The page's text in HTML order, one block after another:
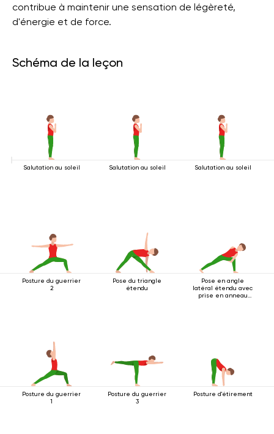
contribue à maintenir une sensation de légèreté,
d'énergie et de force.
Schéma de la leçon
Salutation au soleil Salutation au soleil Salutation au soleil
Posture du guerrier
2
Pose du triangle
étendu
Pose en angle
latéral étendu avec
prise en anneau
Posture du guerrier
1
Posture du guerrier
3
Posture d'étirement